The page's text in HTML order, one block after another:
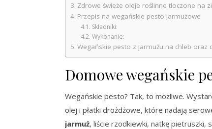
Zdrowe świeże oleje roślinne tłoczone na
Przepis na wegańskie pesto jarmużowe
Składniki:
Wykonanie:
Wegańskie pesto z jarmużu na chleb oraz
Domowe wegańskie
Wegańskie pesto? Tak, to możliwe.
olej i płatki drożdżowe, które nadają
jarmuż, liście rzodkiewki, natkę pietruszki,